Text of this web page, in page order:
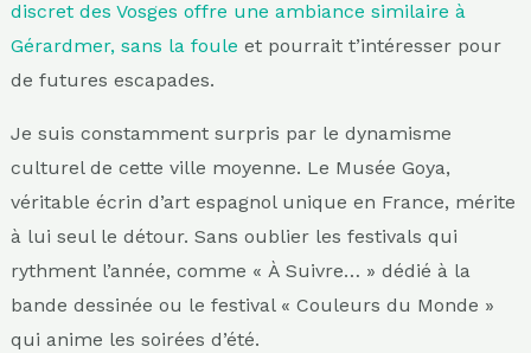
discret des Vosges offre une ambiance similaire à
Gérardmer, sans la foule et pourrait t’intéresser pour
de futures escapades.
Je suis constamment surpris par le dynamisme
culturel de cette ville moyenne. Le Musée Goya,
véritable écrin d’art espagnol unique en France, mérite
à lui seul le détour. Sans oublier les festivals qui
rythment l’année, comme « À Suivre… » dédié à la
bande dessinée ou le festival « Couleurs du Monde »
qui anime les soirées d’été.